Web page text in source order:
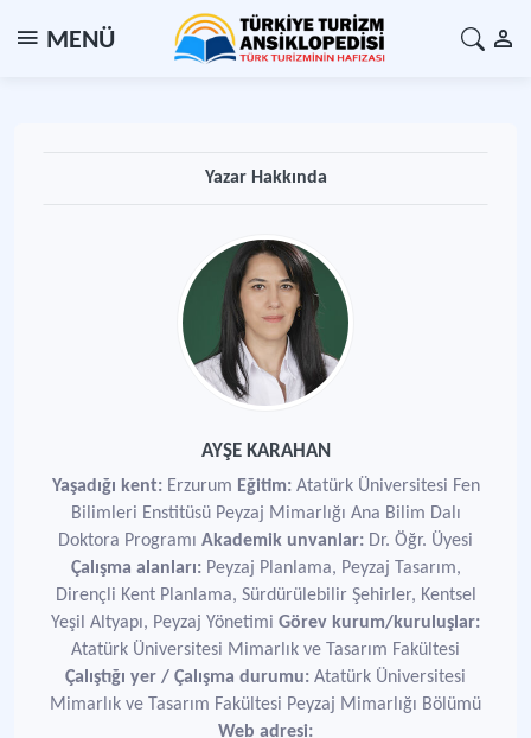
MENÜ
Yazar Hakkında
AYŞE KARAHAN
Yaşadığı kent:Erzurum Eğitim:Atatürk Üniversitesi Fen
Bilimleri Enstitüsü Peyzaj Mimarlığı Ana Bilim Dalı
Doktora Programı Akademik unvanlar: Dr. Öğr. Üyesi
Çalışma alanları:Peyzaj Planlama, Peyzaj Tasarım,
Dirençli Kent Planlama, Sürdürülebilir Şehirler, Kentsel
Yeşil Altyapı, Peyzaj Yönetimi Görev kurum/kuruluşlar:
Atatürk Üniversitesi Mimarlık ve Tasarım Fakültesi
Çalıştığı yer / Çalışma durumu: Atatürk Üniversitesi
Mimarlık ve Tasarım Fakültesi Peyzaj Mimarlığı Bölümü
Web adresi: